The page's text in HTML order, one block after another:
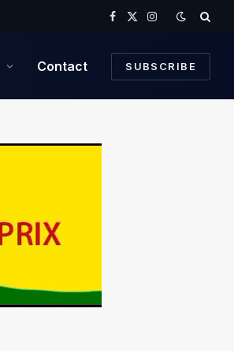
Facebook
X
Instagram
Contact SUBSCRIBE